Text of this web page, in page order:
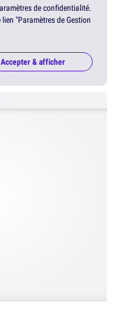
de confidentialité.
"Paramètres de Gestion
Accepter & afficher